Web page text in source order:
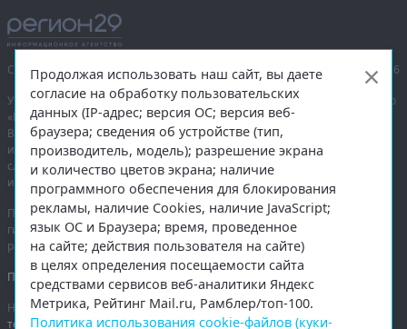
Сетевое издание «Информационное агентство Регион 29»,
© 2016–2026
Учредитель — общество с ограниченной ответственностью «Агентство
«Правда Севера».
Выписка из реестра зарегистрированных средств массовой
информации:ЭЛ № ФС 77-74226от 09.11.2018 выдано Федеральной
службой по надзору в сфере связи, информационных технологий
и массовых коммуникаций (Роскомнадзор).
При полном или частичном использовании любых материалов
гиперссылка на region29.ruобязательна. Копирование материалов без
разрешения администрации сайта запрещено.
Правовая информация
На информационном ресурсе применяютсярекомендательные
технологии.
Продолжая использовать наш сайт, вы даете
согласие на обработку пользовательских
данных (IP-адрес; версия ОС; версия веб-
браузера; сведения об устройстве (тип,
производитель, модель); разрешение экрана
и количество цветов экрана; наличие
программного обеспечения для блокирования
рекламы, наличие Cookies, наличие JavaScript;
язык ОС и Браузера; время, проведенное
на сайте; действия пользователя на сайте)
в целях определения посещаемости сайта
средствами сервисов веб-аналитики Яндекс
Метрика, Рейтинг Mail.ru, Рамблер/топ-100.
Политика использования cookie-файлов (куки-